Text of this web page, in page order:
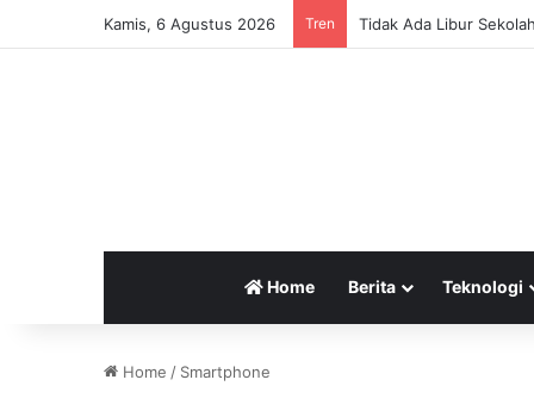
Kamis, 6 Agustus 2026 Tren Tidak Ada Libur
Home Berita Teknologi
Home / Smartphone